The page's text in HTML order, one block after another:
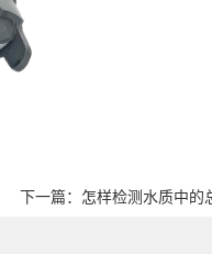
下一篇： 怎样检测水质中的